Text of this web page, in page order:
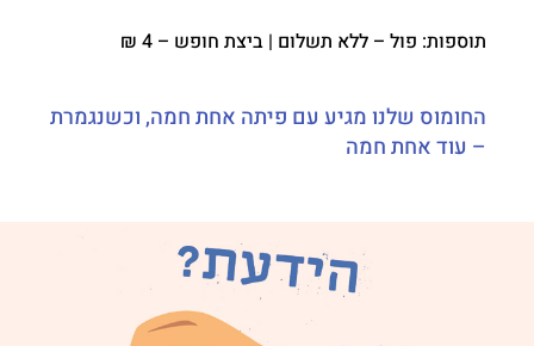
תוספות: פול – ללא תשלום | ביצת חופש – 4 ₪
החומוס שלנו מגיע עם פיתה אחת חמה, וכשנגמרת
– עוד אחת חמה